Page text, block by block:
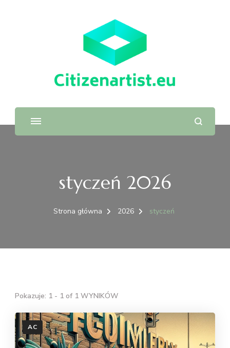
styczeń 2026
Strona główna 2026 styczeń
Pokazuje: 1 - 1 of 1 WYNIKÓW
AC